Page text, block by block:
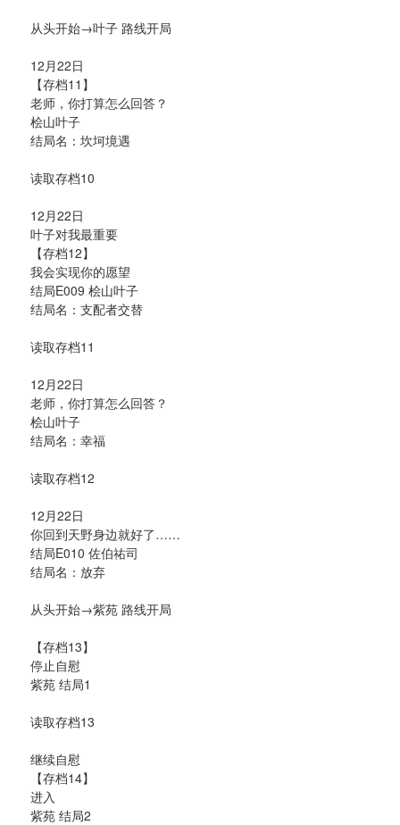
从头开始→叶子 路线开局
12月22日
【存档11】
老师，你打算怎么回答？
桧山叶子
结局名：坎坷境遇
读取存档10
12月22日
叶子对我最重要
【存档12】
我会实现你的愿望
结局E009 桧山叶子
结局名：支配者交替
读取存档11
12月22日
老师，你打算怎么回答？
桧山叶子
结局名：幸福
读取存档12
12月22日
你回到天野身边就好了……
结局E010 佐伯祐司
结局名：放弃
从头开始→紫苑 路线开局
【存档13】
停止自慰
紫苑 结局1
读取存档13
继续自慰
【存档14】
进入
紫苑 结局2